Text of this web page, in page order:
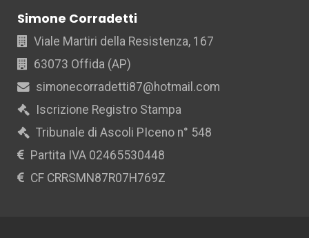
Simone Corradetti
Viale Martiri della Resistenza, 167
63073 Offida (AP)
simonecorradetti87@hotmail.com
Iscrizione Registro Stampa
Tribunale di Ascoli PIceno n° 548
Partita IVA 02465530448
CF CRRSMN87R07H769Z